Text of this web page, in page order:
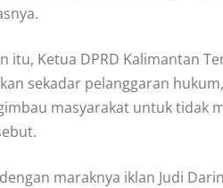
itu, Ketua DPRD Kalimantan
sekadar pelanggaran
masyarakat untuk tidak
maraknya iklan Judi